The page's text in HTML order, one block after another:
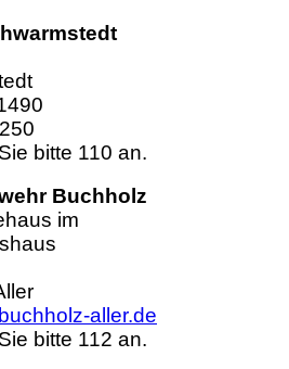
bitte 110 an.
Buchholz
im
aller.de
bitte 112 an.